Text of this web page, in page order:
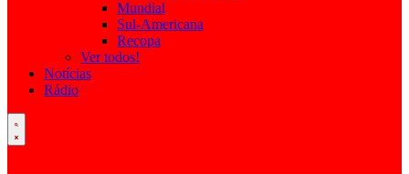
Mundial
Sul-Americana
Recopa
Ver todos!
Notícias
Rádio